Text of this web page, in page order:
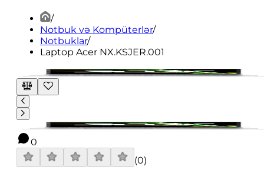
/
Notbuk və Kompüterlər/
Notbuklar/
Laptop Acer NX.KSJER.001
0
(0)